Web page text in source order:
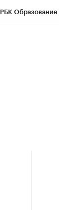
РБК Образование